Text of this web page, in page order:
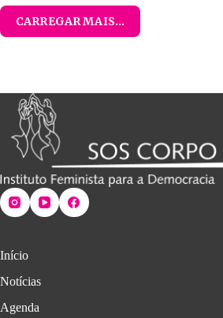
CARREGAR MAIS...
Início
Notícias
Agenda